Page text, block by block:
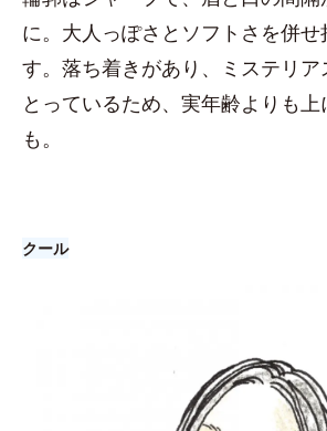
に。大人っぽさとソフトさを併
す。落ち着きがあり、ミステリア
とっているため、実年齢よりも上
も。
クール